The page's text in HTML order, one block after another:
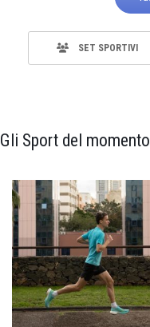
SET SPORTIVI
Gli Sport del momento